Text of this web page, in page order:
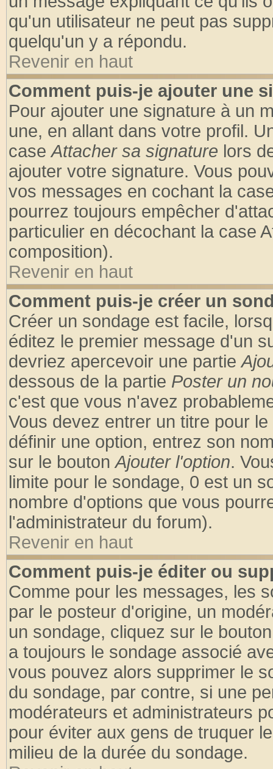
qu'un utilisateur ne peut pas
quelqu'un y a répondu.
Revenir en haut
Comment puis-je ajouter une
Pour ajouter une signature à un
une, en allant dans votre profil.
caseAttacher sa signature lors
ajouter votre signature. Vous
vos messages en cochant la
pourrez toujours empêcher
particulier en décochant la case
composition).
Revenir en haut
Comment puis-je créer un
Créer un sondage est facile,
éditez le premier message d'un
devriez apercevoir une partie
dessous de la partie Poster un
c'est que vous n'avez
Vous devez entrer un titre pour
définir une option, entrez son
sur le boutonAjouter l'option.
limite pour le sondage, 0 est un
nombre d'options que vous
l'administrateur du forum).
Revenir en haut
Comment puis-je éditer ou
Comme pour les messages, les
par le posteur d'origine, un
un sondage, cliquez sur le
a toujours le sondage associé
vous pouvez alors supprimer le
du sondage, par contre, si une
modérateurs et administrateurs
pour éviter aux gens de truquer
milieu de la durée du sondage.